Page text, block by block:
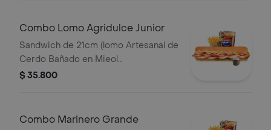
Combo Lomo Agridulce Junior
Sandwich de 21cm (lomo Artesanal de
Cerdo Bañado en Mieol
Mostaza,queso
$ 35.800
Combo Marinero Grande